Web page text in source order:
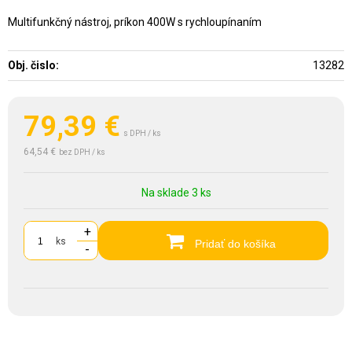
79,39 € s DPH / ks
64,54 € bez DPH / ks
Na sklade 3 ks
ks
+
-
Pridať do košíka
Multifunkčný nástroj, príkon 400W s rychloupínaním
Obj. čislo: 13282